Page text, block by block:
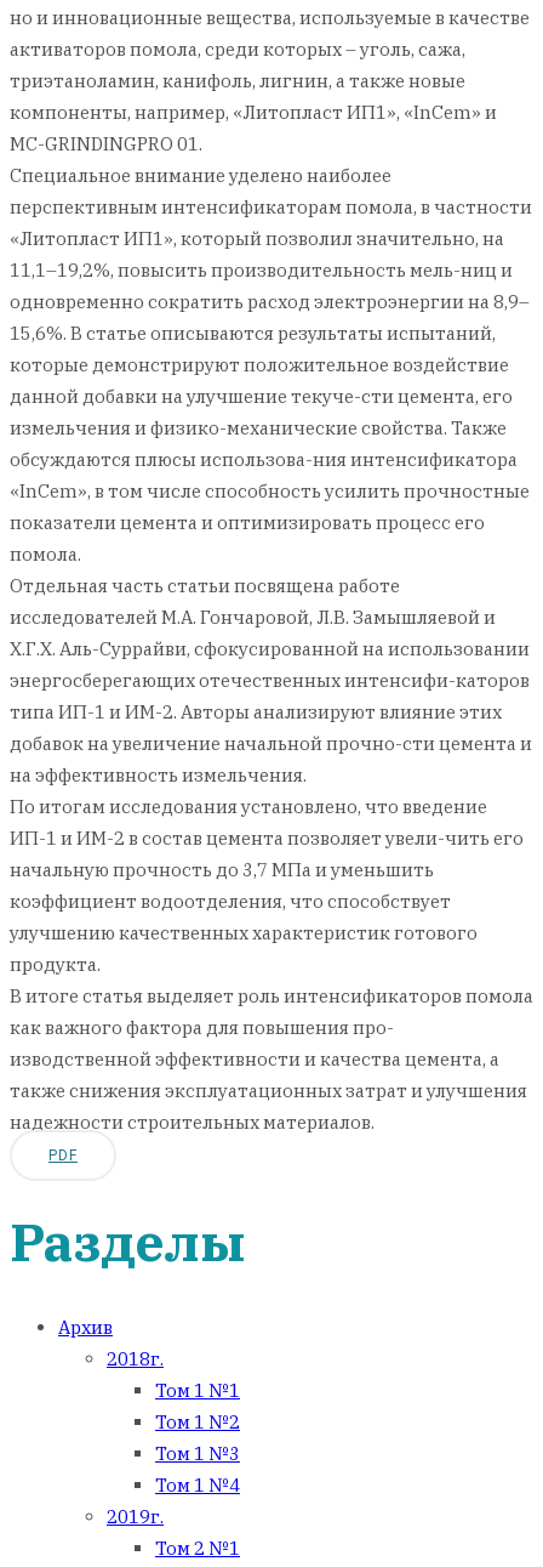
но и инновационные вещества, используемые в качестве
активаторов помола, среди которых – уголь, сажа,
триэтаноламин, канифоль, лигнин, а также новые
компоненты, например, «Литопласт ИП1», «InCem» и
MC-GRINDINGPRO 01.
Специальное внимание уделено наиболее
перспективным интенсификаторам помола, в частности
«Литопласт ИП1», который позволил значительно, на
11,1–19,2%, повысить производительность мель-ниц и
одновременно сократить расход электроэнергии на 8,9–
15,6%. В статье описываются результаты испытаний,
которые демонстрируют положительное воздействие
данной добавки на улучшение текуче-сти цемента, его
измельчения и физико-механические свойства. Также
обсуждаются плюсы использова-ния интенсификатора
«InCem», в том числе способность усилить прочностные
показатели цемента и оптимизировать процесс его
помола.
Отдельная часть статьи посвящена работе
исследователей М.А. Гончаровой, Л.В. Замышляевой и
Х.Г.Х. Аль-Суррайви, сфокусированной на использовании
энергосберегающих отечественных интенсифи-каторов
типа ИП-1 и ИМ-2. Авторы анализируют влияние этих
добавок на увеличение начальной прочно-сти цемента и
на эффективность измельчения.
По итогам исследования установлено, что введение
ИП-1 и ИМ-2 в состав цемента позволяет увели-чить его
начальную прочность до 3,7 МПа и уменьшить
коэффициент водоотделения, что способствует
улучшению качественных характеристик готового
продукта.
В итоге статья выделяет роль интенсификаторов помола
как важного фактора для повышения про-
изводственной эффективности и качества цемента, а
также снижения эксплуатационных затрат и улучшения
надежности строительных материалов.
PDF
Разделы
Архив
2018г.
Том 1 №1
Том 1 №2
Том 1 №3
Том 1 №4
2019г.
Том 2 №1